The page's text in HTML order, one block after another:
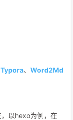
Typora、 Word2Md
以hexo为例，在